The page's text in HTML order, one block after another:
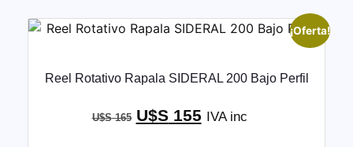
¡Oferta!
Reel Rotativo Rapala SIDERAL 200 Bajo Perfil
U$S165 U$S155 IVA inc